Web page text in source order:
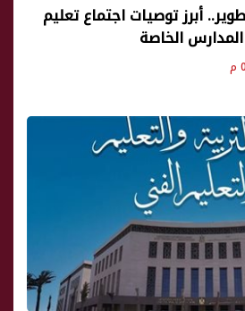
أبرز توصيات اجتماع تعليم
الخاصة